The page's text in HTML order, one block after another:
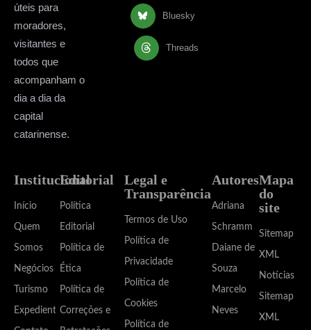
úteis para
moradores,
visitantes e
todos que
acompanham o
dia a dia da
capital
catarinense.
Bluesky
Threads
Institucional
Início
Quem
Somos
Negócios
Turismo
Expediente
Editorial
Política
Editorial
Política de
Ética
Política de
Correções e
Legal e
Transparência
Termos de Uso
Política de
Privacidade
Política de
Cookies
Política de
Autores
Adriana
Schramm
Daiane de
Souza
Marcelo
Neves
Mapa
do
site
Sitemap
XML
Notícias
Sitemap
XML